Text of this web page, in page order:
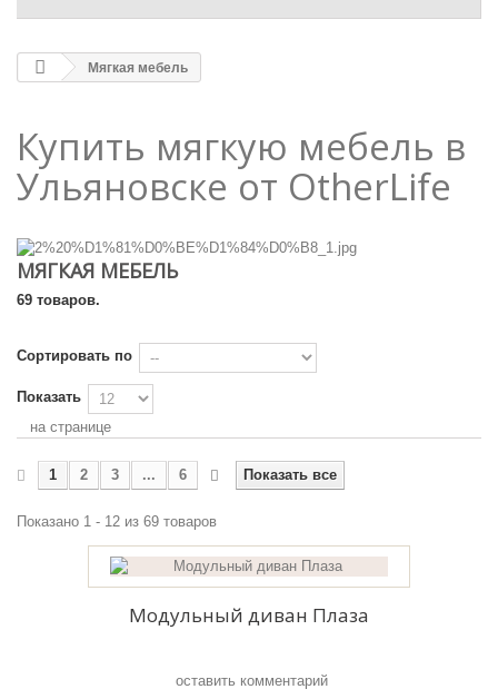
Мягкая мебель
Купить мягкую мебель в
Ульяновске от OtherLife
МЯГКАЯ МЕБЕЛЬ
69 товаров.
Сортировать по
Показать
на странице
Показать все
1 2 3 ... 6
Показано 1 - 12 из 69 товаров
Модульный диван Плаза
оставить комментарий